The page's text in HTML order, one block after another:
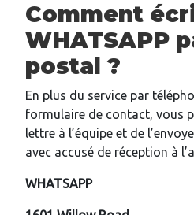
Comment
WHATSAPP
postal ?
En plus du service par
formulaire de contact, vous
lettre à l’équipe et de
avec accusé de réception à
WHATSAPP